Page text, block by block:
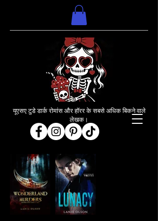
यूएसए टुडे डार्क रोमांस और हॉरर के सबसे अधिक बिकने वाले
लेखक।